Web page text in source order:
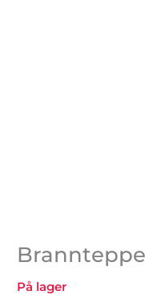
Brannteppe
På lager